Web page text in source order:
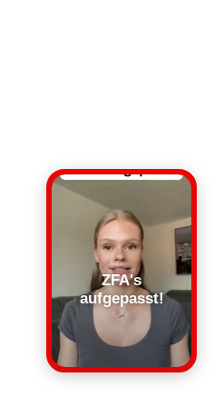
ZFA's
aufgepasst!